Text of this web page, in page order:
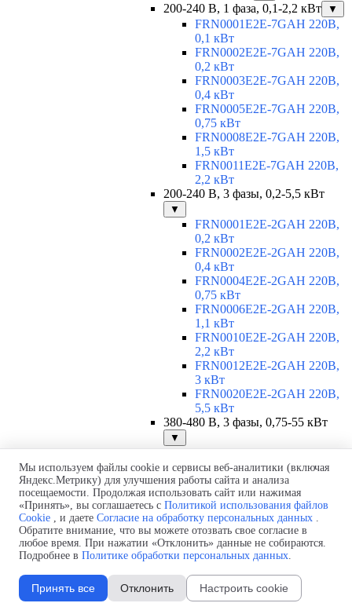
200-240 В, 1 фаза, 0,1-2,2 кВт ▼
FRN0001E2E-7GAH 220В,
0,1 кВт
FRN0002E2E-7GAH 220В,
0,2 кВт
FRN0003E2E-7GAH 220В,
0,4 кВт
FRN0005E2E-7GAH 220В,
0,75 кВт
FRN0008E2E-7GAH 220В,
1,5 кВт
FRN0011E2E-7GAH 220В,
2,2 кВт
200-240 В, 3 фазы, 0,2-5,5 кВт
▼
FRN0001E2E-2GAH 220В,
0,2 кВт
FRN0002E2E-2GAH 220В,
0,4 кВт
FRN0004E2E-2GAH 220В,
0,75 кВт
FRN0006E2E-2GAH 220В,
1,1 кВт
FRN0010E2E-2GAH 220В,
2,2 кВт
FRN0012E2E-2GAH 220В,
3 кВт
FRN0020E2E-2GAH 220В,
5,5 кВт
380-480 В, 3 фазы, 0,75-55 кВт
▼
FRN0002E2E-4GAH 380В,
0,75 кВт
FRN0004E2E-4GAH 380В,
1,5 кВт
FRN0006E2E-4GAH 380В,
2,2 кВт
FRN0007E2E-4GAH 380В,
3 кВт
FRN0022E2E-4EH 380В, 11
Мы используем файлы cookie и сервисы веб-аналитики (включая
Яндекс.Метрику) для улучшения работы сайта и анализа
посещаемости. Продолжая использовать сайт или нажимая
«Принять», вы соглашаетесь с Политикой использования файлов
Cookie , и даете Согласие на обработку персональных данных .
Обратите внимание, что вы можете отозвать свое согласие в
любое время. При нажатии «Отклонить» данные не собираются.
Подробнее в Политике обработки персональных данных.
Принять все Отклонить Настроить cookie